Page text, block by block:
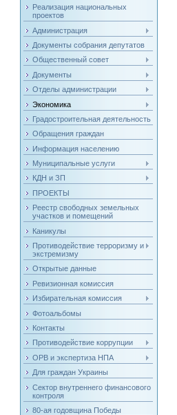
Реализация национальных
проектов
Администрация
Документы собрания депутатов
Общественный совет
Документы
Отделы администрации
Экономика
Градостроительная деятельность
Обращения граждан
Информация населению
Муниципальные услуги
КДН и ЗП
ПРОЕКТЫ
Реестр свободных земельных
участков и помещений
Каникулы
Противодействие терроризму и
экстремизму
Открытые данные
Ревизионная комиссия
Избирательная комиссия
Фотоальбомы
Контакты
Противодействие коррупции
ОРВ и экспертиза НПА
Для граждан Украины
Сектор внутреннего финансового
контроля
80-ая годовщина Победы